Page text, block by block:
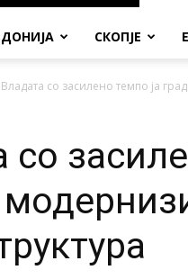
СКОПЈЕ
Владата со засилено темпо ја
со